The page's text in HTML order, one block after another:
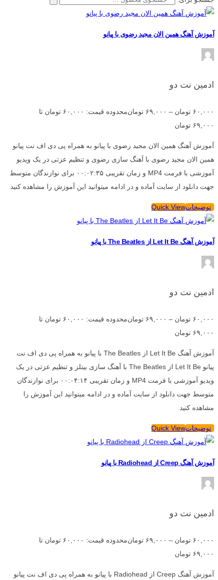
آموزش آهنگ همین الان مجید رضوی با پیانو
ادمین نت دو
۶۰,۰۰۰ تومان – ۶۹,۰۰۰ تومان
محدوده قیمت: ۶۰,۰۰۰ تومان تا
۶۹,۰۰۰ تومان
آموزش آهنگ همین الان مجید رضوی با پیانو به همراه پی دی اف نت پیانو
همین الان مجید رضوی با آهنگ سازی رضوی و تنظیم عزتی در یک ویدیو
آموزشی با فرمت MP4 و زمان تقریبی ۰۰:۰۲:۳۵ برای نوازندگان متوسط
جهت دانلود از سایت آماده و در ادامه میتوانید این آموزش را مشاهده کنید
توضیحاتQuick View
آموزش آهنگ Let It Be از The Beatles با پیانو
ادمین نت دو
۶۰,۰۰۰ تومان – ۶۹,۰۰۰ تومان
محدوده قیمت: ۶۰,۰۰۰ تومان تا
۶۹,۰۰۰ تومان
آموزش آهنگ Let It Be از The Beatles با پیانو به همراه پی دی اف نت
پیانو Let It Be از The Beatles با آهنگ سازی بیتلز و تنظیم عزتی در یک
ویدیو آموزشی با فرمت MP4 و زمان تقریبی ۰۰:۰۴:۱۴ برای نوازندگان
متوسط جهت دانلود از سایت آماده و در ادامه میتوانید این آموزش را
مشاهده کنید
توضیحاتQuick View
آموزش آهنگ Creep از Radiohead با پیانو
ادمین نت دو
۶۰,۰۰۰ تومان – ۶۹,۰۰۰ تومان
محدوده قیمت: ۶۰,۰۰۰ تومان تا
۶۹,۰۰۰ تومان
آموزش آهنگ Creep از Radiohead با پیانو به همراه پی دی اف نت پیانو